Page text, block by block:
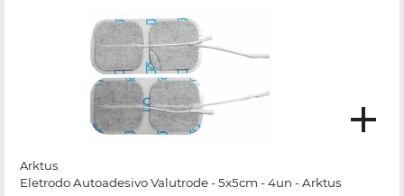
Arktus
Eletrodo Autoadesivo Valutrode - 5x5cm - 4un - Arktus